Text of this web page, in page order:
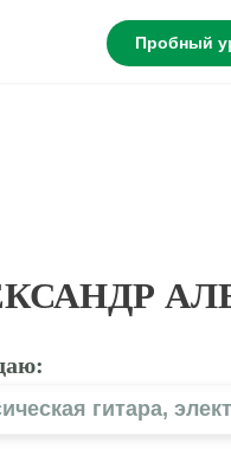
Пробный
гитара,